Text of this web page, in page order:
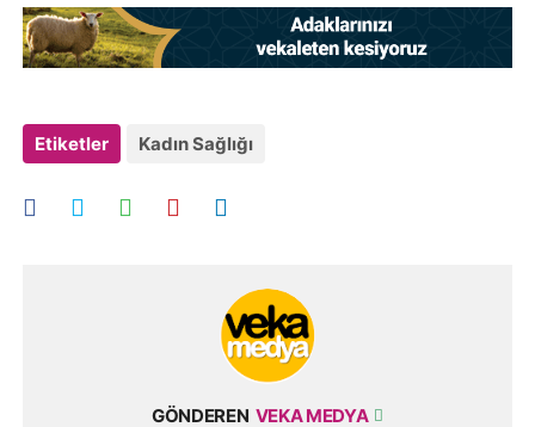
Etiketler Kadın Sağlığı
GÖNDEREN VEKA MEDYA